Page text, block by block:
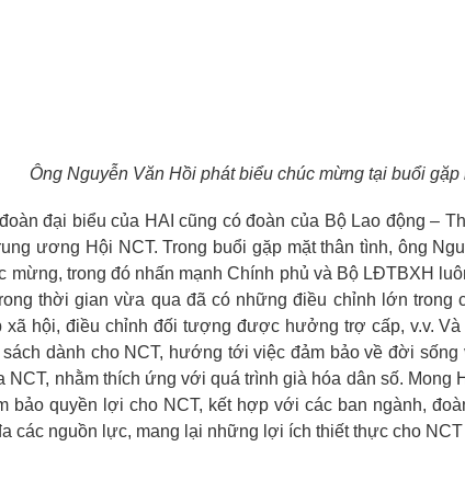
Ông Nguyễn Văn Hồi phát biểu chúc mừng tại buổi
đại biểu của HAI cũng có đoàn của Bộ Lao động –
ương Hội NCT. Trong buổi gặp mặt thân tình, ông
mừng, trong đó nhấn mạnh Chính phủ và Bộ LĐTBXH
thời gian vừa qua đã có những điều chỉnh lớn
xã hội, điều chỉnh đối tượng được hưởng trợ cấp, v.v.
dành cho NCT, hướng tới việc đảm bảo về đời sống
NCT, nhằm thích ứng với quá trình già hóa dân số. Mong
bảo quyền lợi cho NCT, kết hợp với các ban ngành,
các nguồn lực, mang lại những lợi ích thiết thực cho